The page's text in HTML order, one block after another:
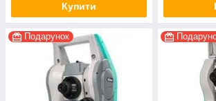
Купити
Подарунок